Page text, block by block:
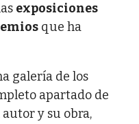
exposiciones
que ha
galería de los
apartado de
y su obra,